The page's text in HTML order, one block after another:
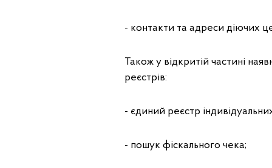
- контакти та адреси діючих
Також у відкритій частині
реєстрів:
- єдиний реєстр
- пошук фіскального чека;